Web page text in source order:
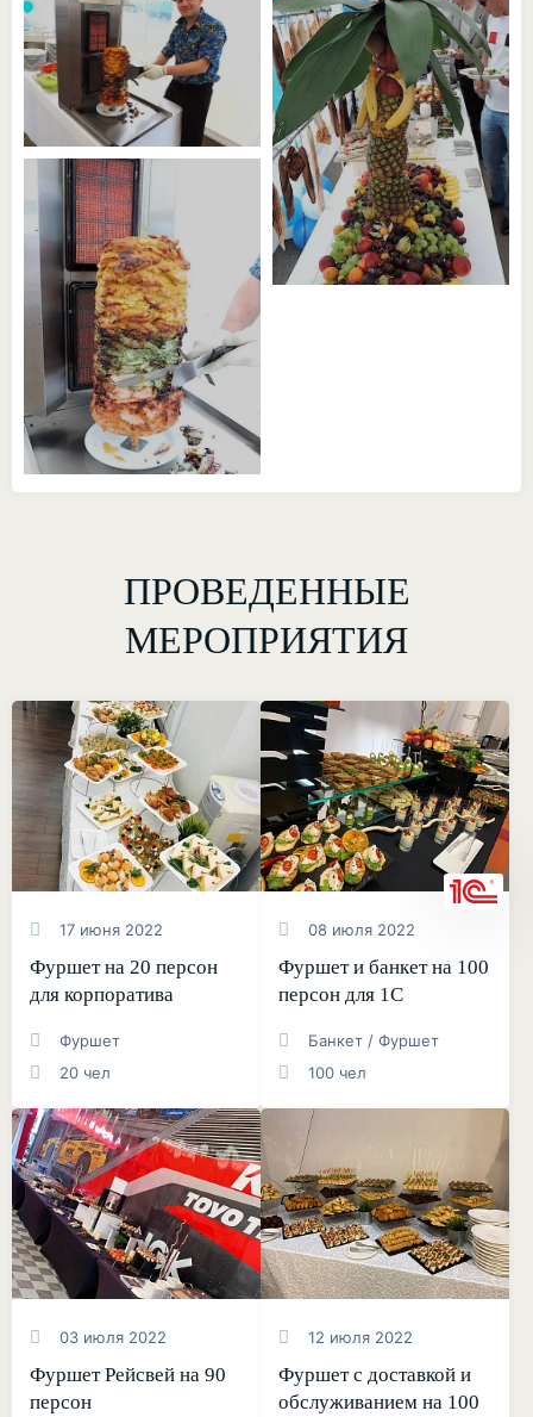
ПРОВЕДЕННЫЕ
МЕРОПРИЯТИЯ
17 июня 2022
Фуршет на 20 персон
для корпоратива
Фуршет
20 чел
08 июля 2022
Фуршет и банкет на 100
персон для 1С
Банкет / Фуршет
100 чел
03 июля 2022
Фуршет Рейсвей на 90
персон
12 июля 2022
Фуршет с доставкой и
обслуживанием на 100